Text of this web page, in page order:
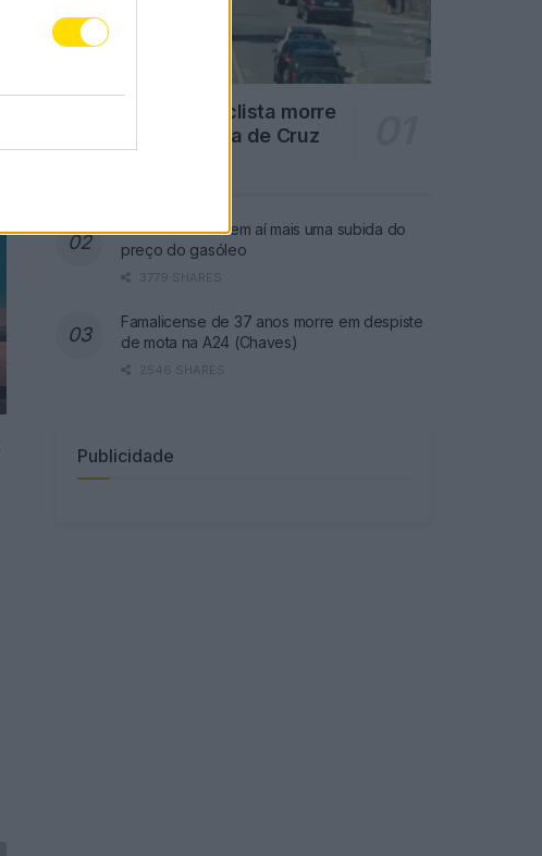
Famalicão: Motociclista morre
na N14 na freguesia de Cruz
Combustíveis: Vem aí mais uma subida do
preço do gasóleo
3779 SHARES
Famalicense de 37 anos morre em despiste
de mota na A24 (Chaves)
2546 SHARES
Publicidade